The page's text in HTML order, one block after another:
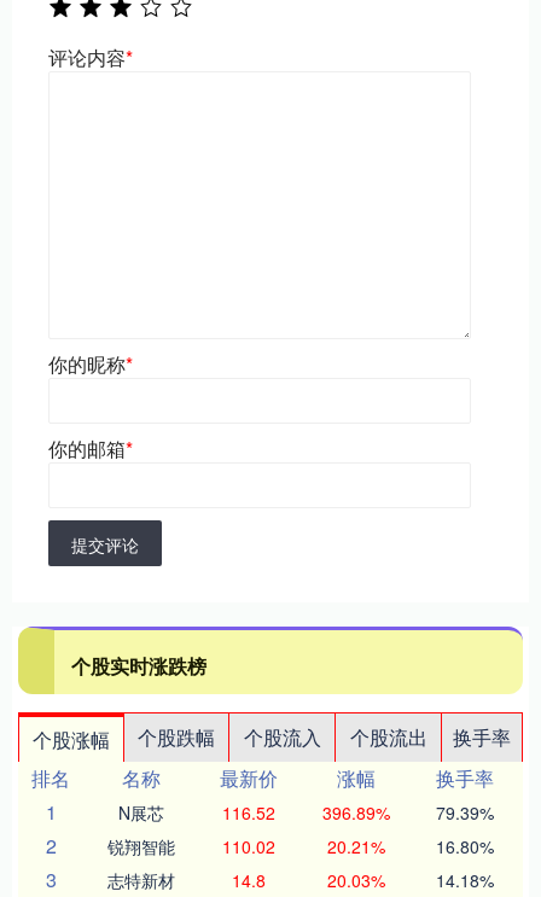
评论内容*
你的昵称*
你的邮箱*
提交评论
个股实时涨跌榜
个股涨幅 个股跌幅 个股流入 个股流出
换手率
排名
名称 最新价 涨幅
换手率
1
N展芯 116.52 396.89% 79.39%
2 锐翔智能 110.02 20.21% 16.80%
3 志特新材 14.8 20.03% 14.18%